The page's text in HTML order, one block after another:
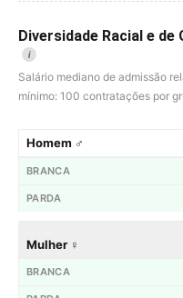
Diversidade Racial e
i
Salário mediano de admissão
mínimo: 100 contratações por
Homem ♂
Mulher ♀